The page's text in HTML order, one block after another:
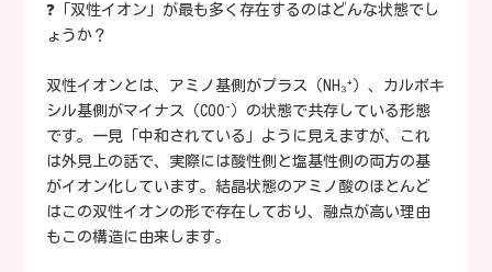
❓「双性イオン」が最も多く存在するのはどんな状態でし
ょうか？
双性イオンとは、アミノ基側がプラス（NH₃⁺）、カルボキ
シル基側がマイナス（COO⁻）の状態で共存している形態
です。一見「中和されている」ように見えますが、これ
は外見上の話で、実際には酸性側と塩基性側の両方の基
がイオン化しています。結晶状態のアミノ酸のほとんど
はこの双性イオンの形で存在しており、融点が高い理由
もこの構造に由来します。